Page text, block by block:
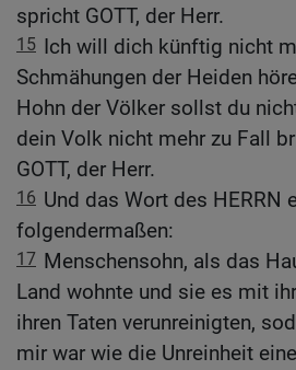
spricht GOTT, der Herr.
15 Ich will dich künftig nicht
Schmähungen der Heiden
Hohn der Völker sollst du
dein Volk nicht mehr zu Fall
GOTT, der Herr.
16 Und das Wort des HERRN
folgendermaßen:
17 Menschensohn, als das
Land wohnte und sie es mit
ihren Taten verunreinigten,
mir war wie die Unreinheit